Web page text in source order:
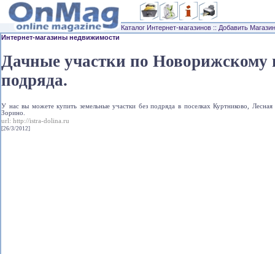
Каталог Интернет-магазинов :: Добавить Магазин
Интернет-магазины недвижимости
Дачные участки по Новорижскому
подряда.
У нас вы можете купить земельные участки без подряда в поселках Куртниково,
Зорино.
url: http://istra-dolina.ru
[26/3/2012]